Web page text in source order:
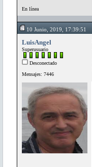
En línea
10 Junio, 2019, 17:39:51
LuisAngel
Superusuario
Desconectado
Mensajes: 7446